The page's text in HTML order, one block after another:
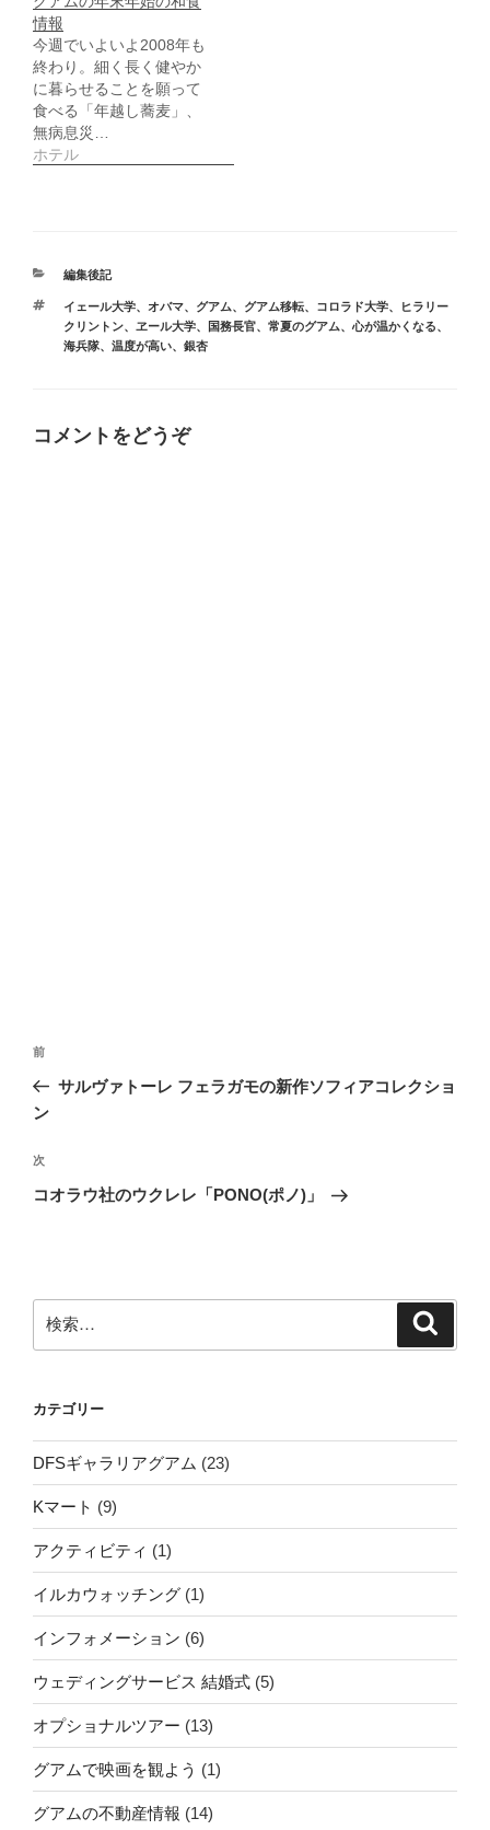
)
情報
今週でいよいよ2008年も
終わり。細く長く健やか
に暮らせることを願って
食べる「年越し蕎麦」、
無病息災…
ホテル
カ
ゴ
リ
ー
編集後記
タ
グ
イェール大学、 オバマ、 グアム、 グアム移転、 コロラド大学、
ヒラリー
クリントン、 ヱール大学、 国務長官、 常夏のグアム、 心が温かくなる、
海兵隊、 温度が高い、 銀杏
コメントをどうぞ
投
ナ
ゲ
ー
前
の
投
前
サルヴァトーレ フェラガモの新作ソフィアコレクショ
ン
次
の
次
コオラウ社のウクレレ「PONO(ポノ)」
索:
カテゴリー
DFSギャラリアグアム (23)
Kマート (9)
アクティビティ (1)
イルカウォッチング (1)
インフォメーション (6)
ウェディングサービス 結婚式 (5)
オプショナルツアー (13)
グアムで映画を観よう (1)
グアムの不動産情報 (14)